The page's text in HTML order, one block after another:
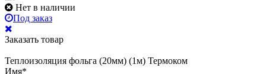
Нет в наличии
Под заказ
Заказать товар
Теплоизоляция фольга (20мм) (1м) Термоком
Имя*